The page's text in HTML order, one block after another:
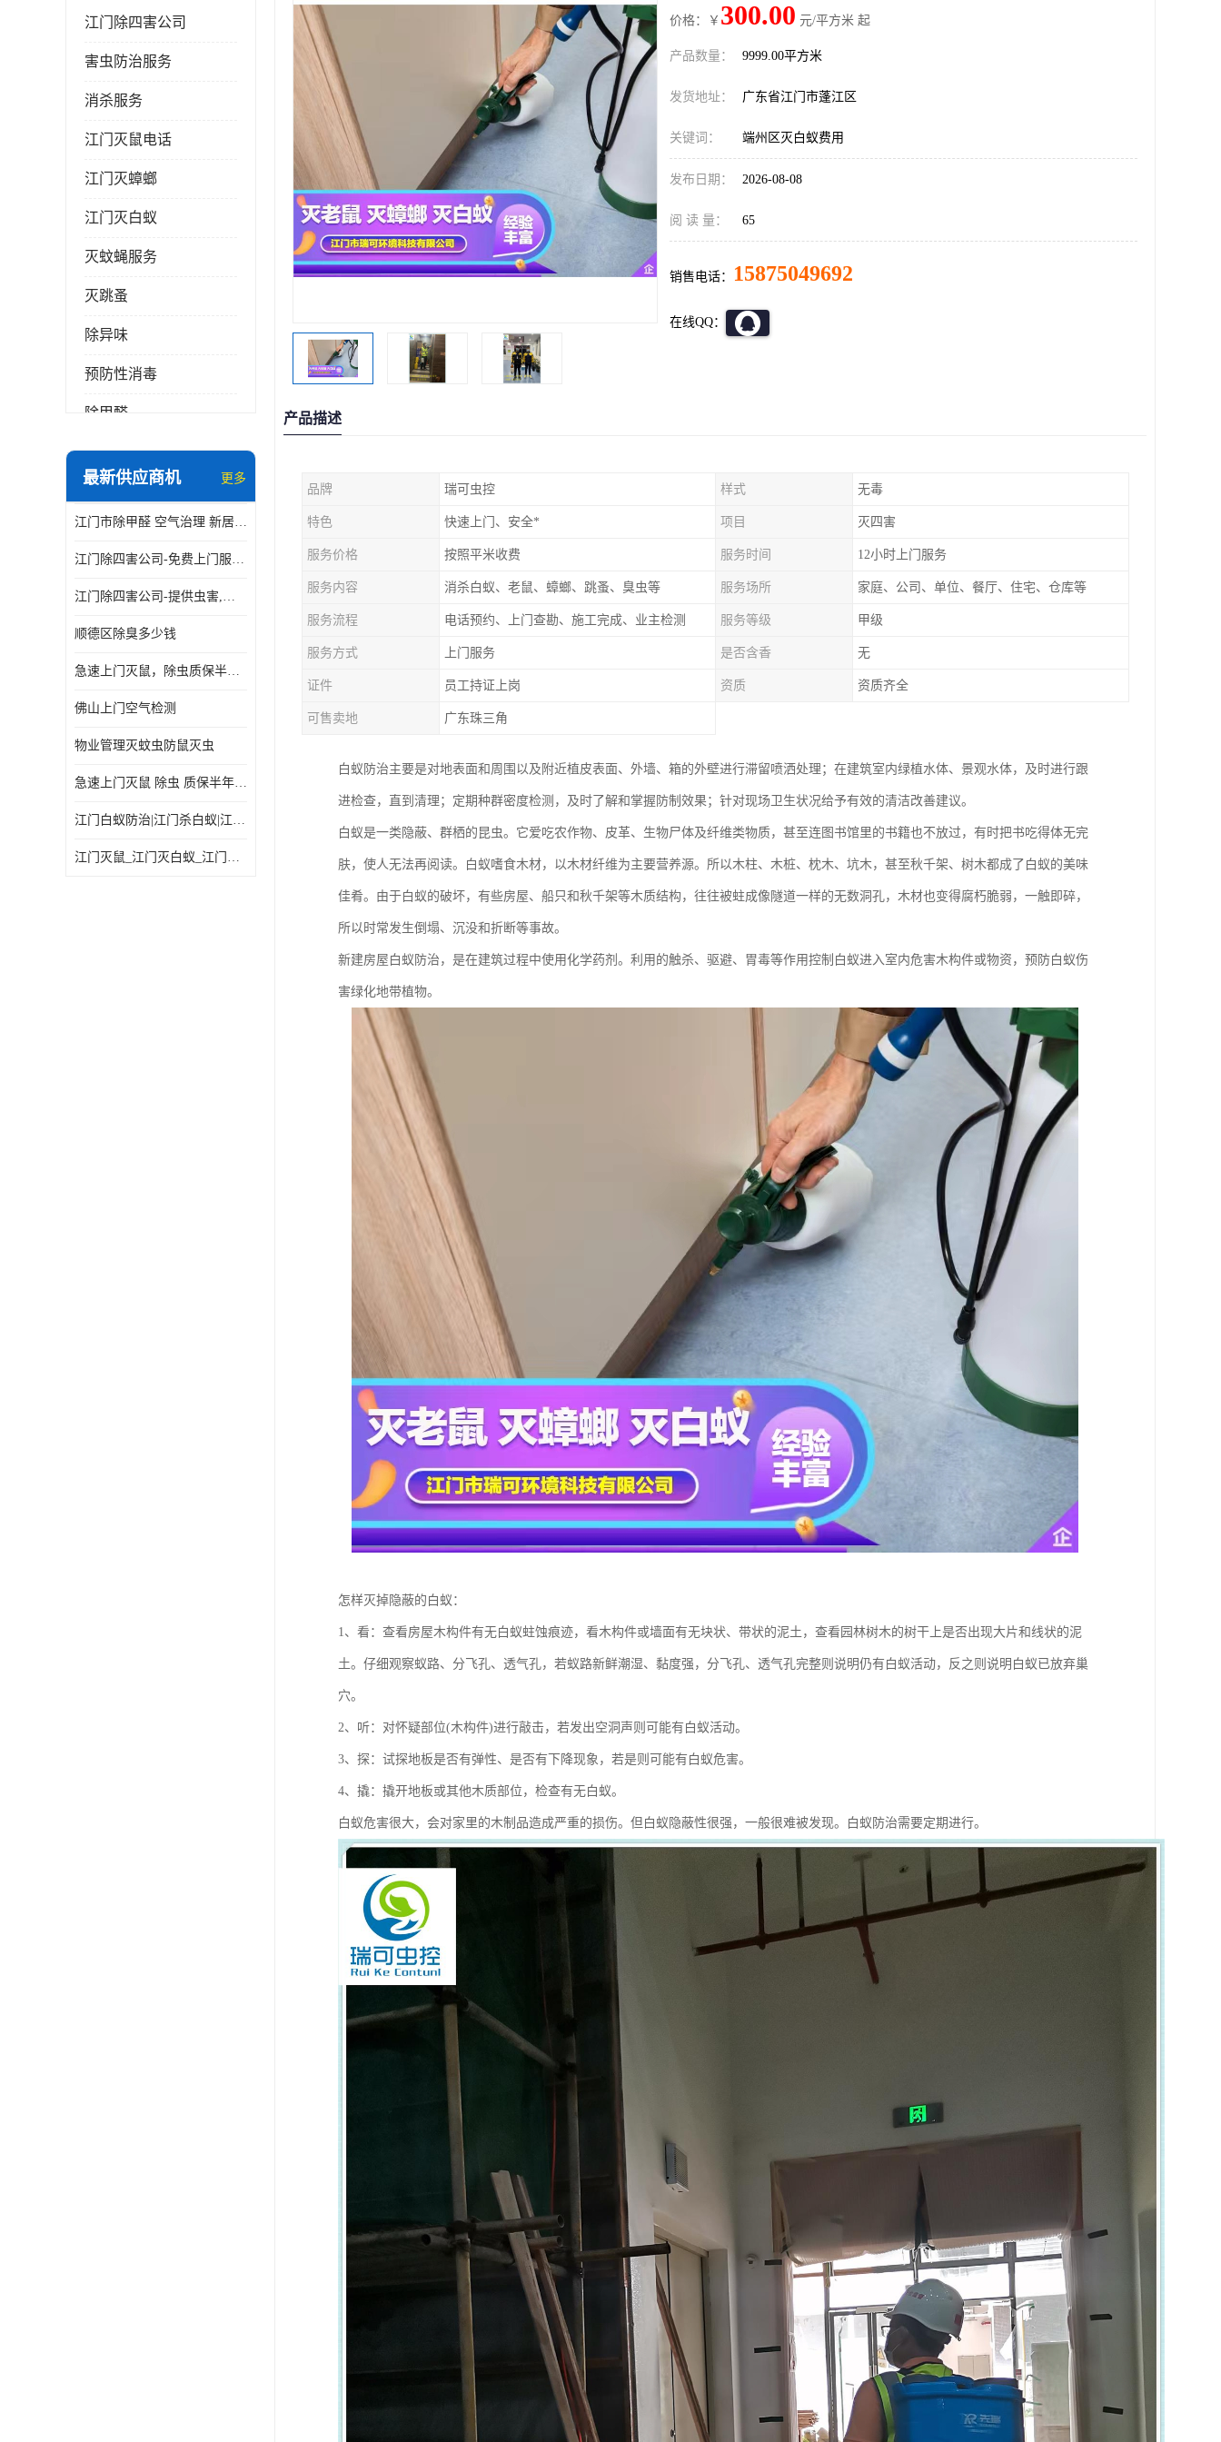
江门除四害公司
害虫防治服务
消杀服务
江门灭鼠电话
江门灭蟑螂
江门灭白蚁
灭蚊蝇服务
灭跳蚤
除异味
预防性消毒
除甲醛
最新供应商机 更多
江门市除甲醛 空气治理 新居除异味 除苯 装修后异味清除
江门除四害公司-免费上门服务-随叫随到
江门除四害公司-提供虫害,病毒等全面消杀服务
顺德区除臭多少钱
急速上门灭鼠，除虫质保半年，白蚁、跳蚤、臭虫、蟑螂、德国小镰
佛山上门空气检测
物业管理灭蚊虫防鼠灭虫
急速上门灭鼠 除虫 质保半年 白蚁 跳蚤 臭虫 蟑螂 德国小镰
江门白蚁防治|江门杀白蚁|江门杀虫灭鼠|江门灭白蚁|
江门灭鼠_江门灭白蚁_江门灭蟑螂
价格：￥ 300.00 元/平方米 起
产品数量： 9999.00平方米
发货地址： 广东省江门市蓬江区
关键词： 端州区灭白蚁费用
发布日期： 2026-08-08
阅 读 量： 65
销售电话： 15875049692
在线QQ：
产品描述
品牌 瑞可虫控 样式 无毒
特色 快速上门、安全* 项目 灭四害
服务价格 按照平米收费 服务时间 12小时上门服务
服务内容 消杀白蚁、老鼠、蟑螂、跳蚤、臭虫等 服务场所 家庭、公司、单位、餐厅、住宅、仓库等
服务流程 电话预约、上门查勘、施工完成、业主检测 服务等级 甲级
服务方式 上门服务 是否含香 无
证件 员工持证上岗 资质 资质齐全
可售卖地 广东珠三角
白蚁防治主要是对地表面和周围以及附近植皮表面、外墙、箱的外壁进行滞留喷洒处理；在建筑室内绿植水体、景观水体，及时进行跟
进检查，直到清理；定期种群密度检测，及时了解和掌握防制效果；针对现场卫生状况给予有效的清洁改善建议。
白蚁是一类隐蔽、群栖的昆虫。它爱吃农作物、皮革、生物尸体及纤维类物质，甚至连图书馆里的书籍也不放过，有时把书吃得体无完
肤，使人无法再阅读。白蚁嗜食木材，以木材纤维为主要营养源。所以木柱、木桩、枕木、坑木，甚至秋千架、树木都成了白蚁的美味
佳肴。由于白蚁的破坏，有些房屋、船只和秋千架等木质结构，往往被蛀成像隧道一样的无数洞孔，木材也变得腐朽脆弱，一触即碎，
所以时常发生倒塌、沉没和折断等事故。
新建房屋白蚁防治，是在建筑过程中使用化学药剂。利用的触杀、驱避、胃毒等作用控制白蚁进入室内危害木构件或物资，预防白蚁伤
害绿化地带植物。
怎样灭掉隐蔽的白蚁：
1、看：查看房屋木构件有无白蚁蛀蚀痕迹，看木构件或墙面有无块状、带状的泥土，查看园林树木的树干上是否出现大片和线状的泥
土。仔细观察蚁路、分飞孔、透气孔，若蚁路新鲜潮湿、黏度强，分飞孔、透气孔完整则说明仍有白蚁活动，反之则说明白蚁已放弃巢
穴。
2、听：对怀疑部位(木构件)进行敲击，若发出空洞声则可能有白蚁活动。
3、探：试探地板是否有弹性、是否有下降现象，若是则可能有白蚁危害。
4、撬：撬开地板或其他木质部位，检查有无白蚁。
白蚁危害很大，会对家里的木制品造成严重的损伤。但白蚁隐蔽性很强，一般很难被发现。白蚁防治需要定期进行。